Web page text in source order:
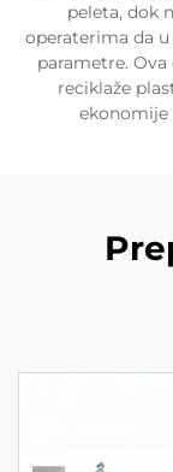
peleta, dok
operaterima da
parametre.
reciklaže
ekonomije